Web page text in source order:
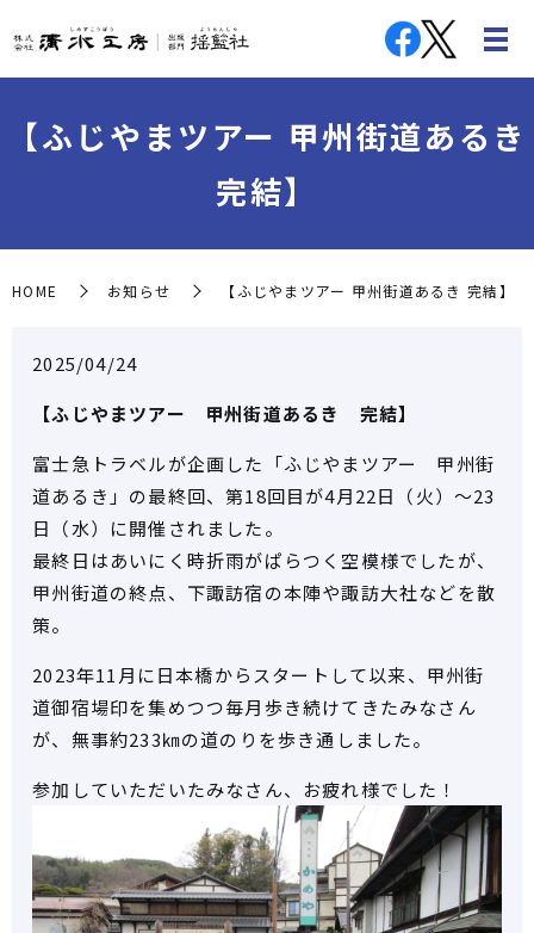
【ふじやまツアー 甲州街道あるき
完結】
HOME お知らせ 【ふじやまツアー 甲州街道あるき 完結】
2025/04/24
【ふじやまツアー 甲州街道あるき 完結】
富士急トラベルが企画した「ふじやまツアー 甲州街
道あるき」の最終回、第18回目が4月22日（火）～23
日（水）に開催されました。
最終日はあいにく時折雨がぱらつく空模様でしたが、
甲州街道の終点、下諏訪宿の本陣や諏訪大社などを散
策。
2023年11月に日本橋からスタートして以来、甲州街
道御宿場印を集めつつ毎月歩き続けてきたみなさん
が、無事約233㎞の道のりを歩き通しました。
参加していただいたみなさん、お疲れ様でした！